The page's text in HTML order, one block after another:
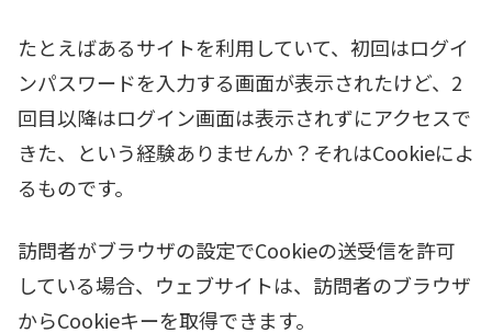
たとえばあるサイトを利用していて、初回はログイ
ンパスワードを入力する画面が表示されたけど、2
回目以降はログイン画面は表示されずにアクセスで
きた、という経験ありませんか？それはCookieによ
るものです。
訪問者がブラウザの設定でCookieの送受信を許可
している場合、ウェブサイトは、訪問者のブラウザ
からCookieキーを取得できます。